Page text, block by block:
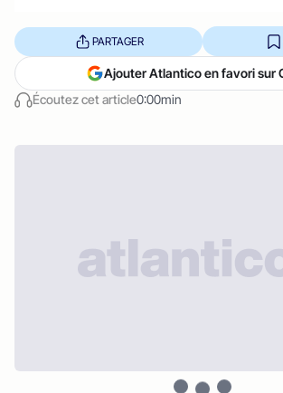
Écoutez cet article0:00min
PARTAGER
Ajouter Atlantico en favori sur